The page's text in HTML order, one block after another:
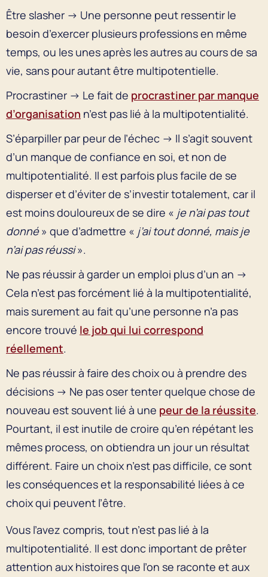
Être slasher → Une personne peut ressentir le
besoin d’exercer plusieurs professions en même
temps, ou les unes après les autres au cours de sa
vie, sans pour autant être multipotentielle.
Procrastiner → Le fait de procrastiner par manque
d’organisation n’est pas lié à la multipotentialité.
S’éparpiller par peur de l’échec → Il s’agit souvent
d’un manque de confiance en soi, et non de
multipotentialité. Il est parfois plus facile de se
disperser et d’éviter de s’investir totalement, car il
est moins douloureux de se dire « je n’ai pas tout
donné» que d’admettre « j’ai tout donné, mais je
n’ai pas réussi».
Ne pas réussir à garder un emploi plus d’un an →
Cela n’est pas forcément lié à la multipotentialité,
mais surement au fait qu’une personne n’a pas
encore trouvé le job qui lui correspond
réellement.
Ne pas réussir à faire des choix ou à prendre des
décisions → Ne pas oser tenter quelque chose de
nouveau est souvent lié à une peur de la réussite.
Pourtant, il est inutile de croire qu’en répétant les
mêmes process, on obtiendra un jour un résultat
différent. Faire un choix n’est pas difficile, ce sont
les conséquences et la responsabilité liées à ce
choix qui peuvent l’être.
Vous l’avez compris, tout n’est pas lié à la
multipotentialité. Il est donc important de prêter
attention aux histoires que l’on se raconte et aux